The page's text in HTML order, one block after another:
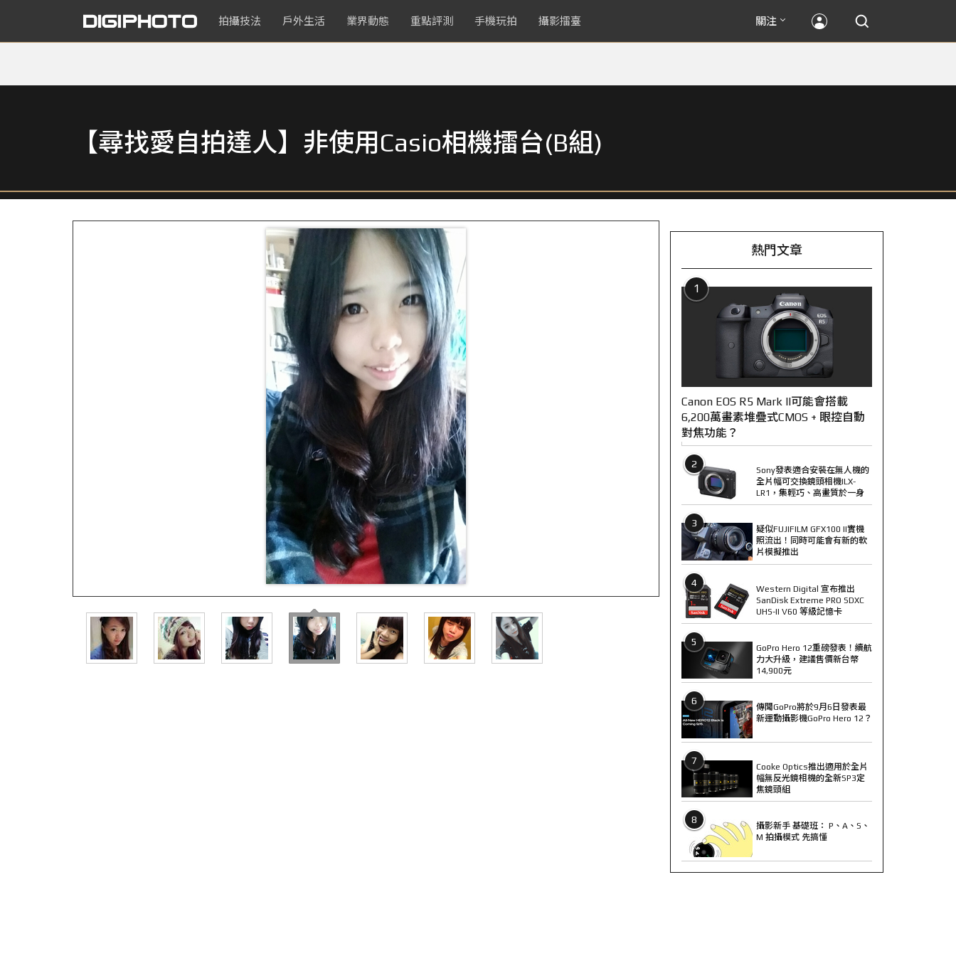
拍攝技法 戶外生活 業界動態 重點評測 手機玩拍 攝影擂臺 關注
【尋找愛自拍達人】非使用Casio相機擂台(B組)
熱門文章
1
Canon EOS R5 Mark II可能會搭載
6,200萬畫素堆疊式CMOS + 眼控自動
對焦功能？
2
Sony發表適合安裝在無人機的
全片幅可交換鏡頭相機ILX-
LR1，集輕巧、高畫質於一身
3
疑似FUJIFILM GFX100 II實機
照流出！同時可能會有新的軟
片模擬推出
4
Western Digital 宣布推出
SanDisk Extreme PRO SDXC
UHS-II V60 等級記憶卡
5
GoPro Hero 12重磅發表！續航
力大升級，建議售價新台幣
14,900元
6
傳聞GoPro將於9月6日發表最
新運動攝影機GoPro Hero 12？
7
Cooke Optics推出適用於全片
幅無反光鏡相機的全新SP3定
焦鏡頭組
8
攝影新手 基礎班： P、A、S、
M 拍攝模式 先搞懂